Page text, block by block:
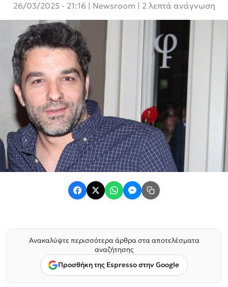
26/03/2025 - 21:16 Newsroom | 2 λεπτά ανάγνωση
Ανακαλύψτε περισσότερα άρθρα στα αποτελέσματα
αναζήτησης
Προσθήκη της Espresso στην Google